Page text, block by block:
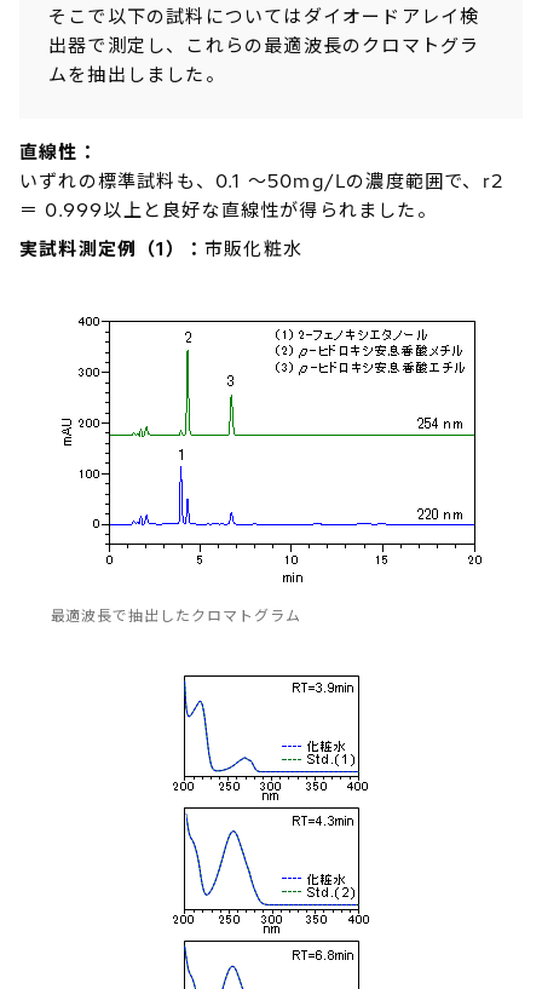
そこで以下の試料についてはダイオードアレイ検
出器で測定し、これらの最適波長のクロマトグラ
ムを抽出しました。
直線性：
いずれの標準試料も、0.1 ～50mg/Lの濃度範囲で、r2
＝ 0.999以上と良好な直線性が得られました。
実試料測定例（1）： 市販化粧水
最適波長で抽出したクロマトグラム